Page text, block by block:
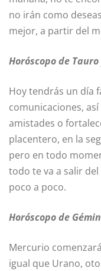
no irán como
mejor, a partir del
Horóscopo de
Hoy tendrás un día
comunicaciones,
amistades o
placentero, en la
pero en todo
todo te va a salir
poco a poco.
Horóscopo de
Mercurio
igual que Urano,